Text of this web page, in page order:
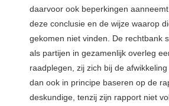
daarvoor ook beperkingen
deze conclusie en de wijze waarop
gekomen niet vinden. De rechtbank
als partijen in gezamenlijk overleg
raadplegen, zij zich bij de
dan ook in principe baseren op de
deskundige, tenzij zijn rapport niet